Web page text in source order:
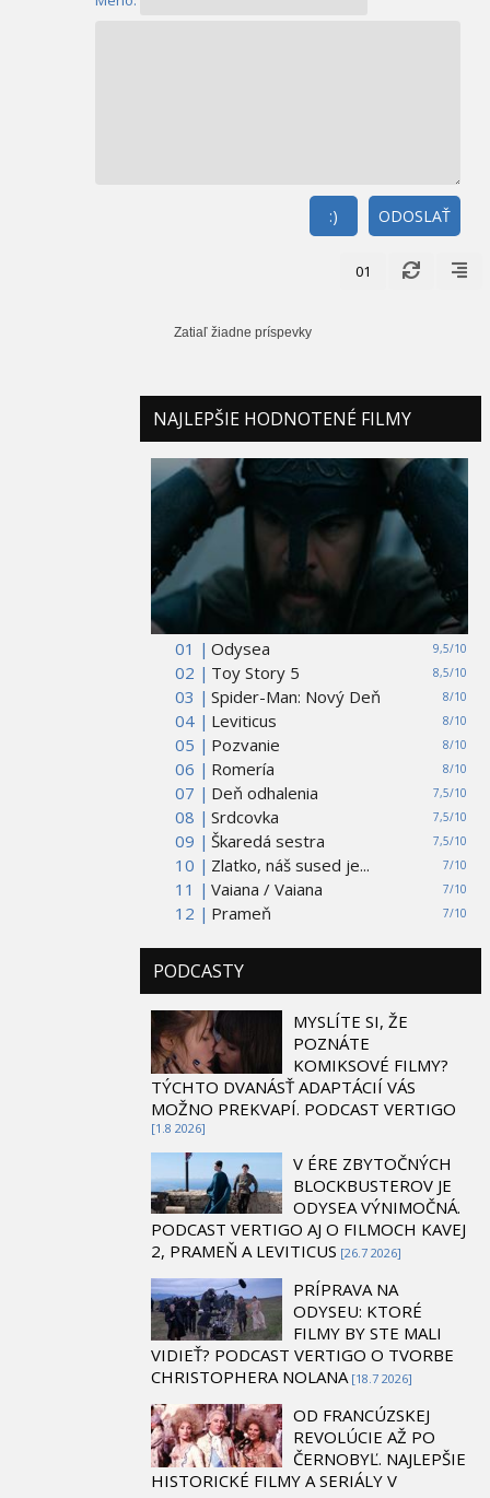
ODOSLAŤ
:)
01
Zatiaľ žiadne príspevky
NAJLEPŠIE HODNOTENÉ FILMY
01 | 9,5/10
Odysea
02 |
8,5/10
Toy Story 5
03 |
8/10
Spider-Man: Nový Deň
04 |
8/10
Leviticus
05 |
8/10
Pozvanie
06 |
8/10
Romería
07 |
7,5/10
Deň odhalenia
08 |
7,5/10
Srdcovka
09 |
7,5/10
Škaredá sestra
10 |
7/10
Zlatko, náš sused je...
11 |
7/10
Vaiana / Vaiana
12 |
7/10
Prameň
PODCASTY
MYSLÍTE SI, ŽE
POZNÁTE
KOMIKSOVÉ FILMY?
TÝCHTO DVANÁSŤ ADAPTÁCIÍ VÁS
MOŽNO PREKVAPÍ. PODCAST VERTIGO
[1.8 2026]
V ÉRE ZBYTOČNÝCH
BLOCKBUSTEROV JE
ODYSEA VÝNIMOČNÁ.
PODCAST VERTIGO AJ O FILMOCH KAVEJ
2, PRAMEŇ A LEVITICUS [26.7 2026]
PRÍPRAVA NA
ODYSEU: KTORÉ
FILMY BY STE MALI
VIDIEŤ? PODCAST VERTIGO O TVORBE
CHRISTOPHERA NOLANA [18.7 2026]
OD FRANCÚZSKEJ
REVOLÚCIE AŽ PO
ČERNOBYĽ. NAJLEPŠIE
HISTORICKÉ FILMY A SERIÁLY V